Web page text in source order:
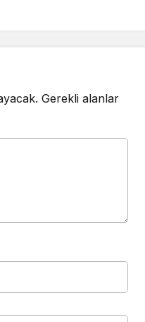
Gerekli alanlar